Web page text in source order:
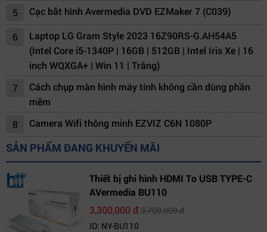
5
Cạc bắt hình Avermedia DVD EZMaker 7 (C039)
6
Laptop LG Gram Style 2023 16Z90RS-G.AH54A5
(Intel Core i5-1340P | 16GB | 512GB | Intel Iris Xe | 16
inch WQXGA+ | Win 11 | Trắng)
7
Cách chụp màn hình máy tính không cần dùng phần
mềm
8
Camera Wifi thông minh EZVIZ C6N 1080P
SẢN PHẨM ĐANG KHUYẾN MÃI
Thiết bị ghi hình HDMI To USB TYPE-C
AVermedia BU110
3,300,000 đ3,700,000 đ
ID: NY-BU110